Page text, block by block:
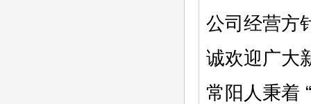
公司经营方
诚欢迎广大
常阳人秉着